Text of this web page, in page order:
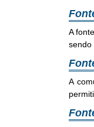
A
sendo
A